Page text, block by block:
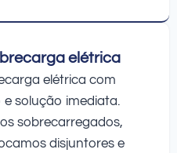
elétrica
elétrica com
solução imediata.
sobrecarregados,
disjuntores e